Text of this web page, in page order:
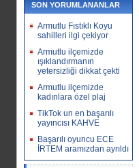
SON YORUMLANANLAR
Armutlu Fıstıklı Koyu
sahilleri ilgi çekiyor
Armutlu ilçemizde
ışıklandırmanın
yetersizliği dikkat çekti
Armutlu ilçemizde
kadınlara özel plaj
TikTok un en başarılı
yayıncısı KAHVE
Başarılı oyuncu ECE
İRTEM aramızdan ayrıldı